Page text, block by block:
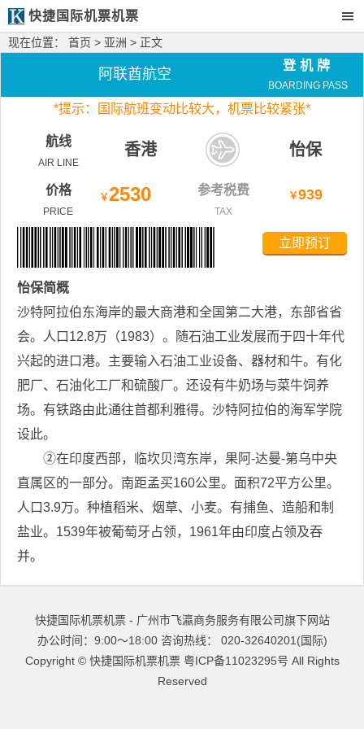
快捷国际机票机票
现在位置： 首页 > 亚洲 > 正文
阿联酋航空
登机牌
BOARDING PASS
*提示：国际航班变动比较大， 机票比较紧张*
航线
AIR LINE
香港 怡保
价格
PRICE
￥2530 参考税费
TAX
￥939
立即预订
怡保简概
沙特阿拉伯东海岸的最大商港和全国第二大港，东部省省
会。人口12.8万（1983）。随石油工业发展而于四十年代
兴起的进口港。主要输入石油工业设备、器材和牛。有化
肥厂、石油化工厂和硫酸厂。还设有牛奶场与菜牛饲养
场。有铁路由此通往首都利雅得。沙特阿拉伯的海军学院
设此。
②在印度西部，临坎贝湾东岸，果阿-达曼-第乌中央
直属区的一部分。南距孟买160公里。面积72平方公里。
人口3.9万。种植稻米、烟草、小麦。有捕鱼、造船和制
盐业。1539年被葡萄牙占领，1961年由印度占领及吞
并。
快捷国际机票机票 - 广州市飞瀛商务服务有限公司旗下网站
办公时间：9:00～18:00 咨询热线： 020-32640201(国际)
Copyright © 快捷国际机票机票 粤ICP备11023295号 All Rights
Reserved